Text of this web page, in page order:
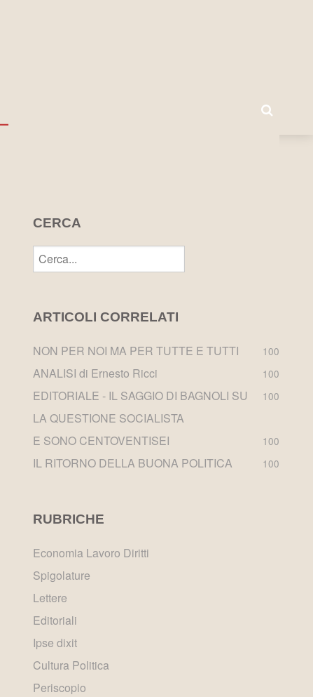
CERCA
ARTICOLI CORRELATI
100
NON PER NOI MA PER TUTTE E TUTTI
100
ANALISI di Ernesto Ricci
100
EDITORIALE - IL SAGGIO DI BAGNOLI SU
LA QUESTIONE SOCIALISTA
100
E SONO CENTOVENTISEI
100
IL RITORNO DELLA BUONA POLITICA
RUBRICHE
Economia Lavoro Diritti
Spigolature
Lettere
Editoriali
Ipse dixit
Cultura Politica
Periscopio